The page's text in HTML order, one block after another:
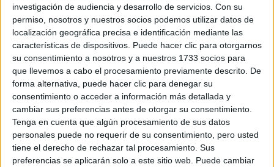
investigación de audiencia y desarrollo de servicios. Con su
permiso, nosotros y nuestros socios podemos utilizar datos de
localización geográfica precisa e identificación mediante las
características de dispositivos. Puede hacer clic para otorgarnos
su consentimiento a nosotros y a nuestros 1733 socios para
que llevemos a cabo el procesamiento previamente descrito. De
forma alternativa, puede hacer clic para denegar su
consentimiento o acceder a información más detallada y
cambiar sus preferencias antes de otorgar su consentimiento.
Tenga en cuenta que algún procesamiento de sus datos
personales puede no requerir de su consentimiento, pero usted
tiene el derecho de rechazar tal procesamiento. Sus
preferencias se aplicarán solo a este sitio web. Puede cambiar
Máster Universitario en Análisis Inteligente de Datos Masivos (Big
Máster Universitario en Asesoría Jurídica de Empresas
Máster Universitario en Ciberseguridad
Máster Universitario en Dirección de Recursos Humanos
Máster Universitario en Dirección y Gestión de Proyectos
Máster Universitario en Diseño Tecnopedagógico (e-learning)
Máster Universitario en Divulgación Científica
Máster Universitario en Ejercicio de la Abogacía y la Procura
Máster Universitario en Enseñanza de Español como Lengua